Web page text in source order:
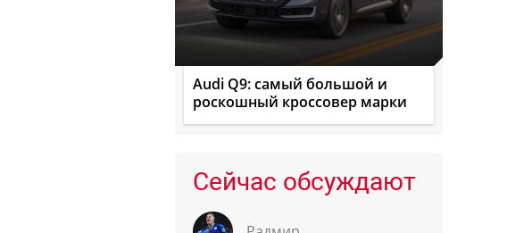
Audi Q9: самый большой и
роскошный кроссовер марки
Сейчас обсуждают